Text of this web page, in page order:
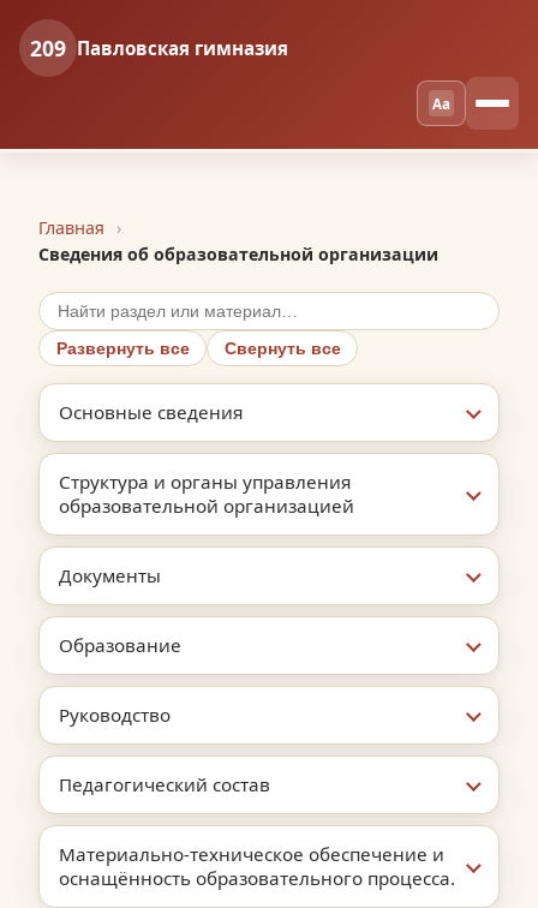
209 Павловская гимназия
Aa
Главная
Сведения об образовательной организации
Поиск по разделам
Развернуть все Свернуть все
Основные cведения
Структура и органы управления
образовательной организацией
Документы
Образование
Руководство
Педагогический состав
Материально-техническое обеспечение и
оснащённость образовательного процесса.